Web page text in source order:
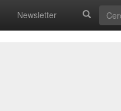
Newsletter